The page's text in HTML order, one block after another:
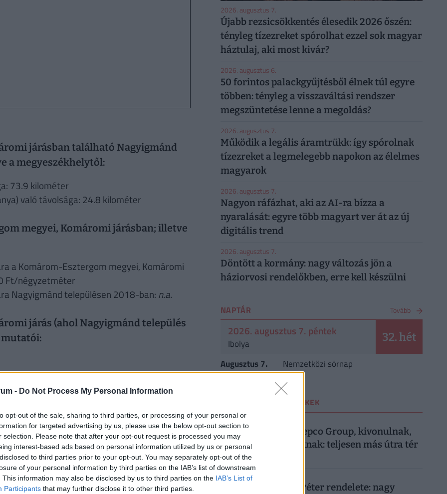
- Do Not Process My Personal Information
opt-out of the sale, sharing to third parties, or processing of your personal or
for targeted advertising by us, please use the below opt-out section to
selection. Please note that after your opt-out request is processed you may
interest-based ads based on personal information utilized by us or personal
to third parties prior to your opt-out. You may separately opt-out of the
of your personal information by third parties on the IAB’s list of downstream
This information may also be disclosed by us to third parties on the IAB’s List of
Participants that may further disclose it to other third parties.
járásban található Nagyigmánd
a megyeszékhelytől:
73.9 kilométer
való távolsága: 24.8 kilométer
megyei, Komáromi járásban; illetve
a Komárom-Esztergom megyei, Komáromi
Ft/négyzetméter
Nagyigmánd településen 2018-ban: n.a.
járás (ahol Nagyigmánd település
13.781 13.763 13.78 13.785
2014 2015 2016
2017
24.123 24.75 25.263 25.405
2026. augusztus 7.
Újabb rezsicsökkentés élesedik 2026 őszén:
tényleg tízezreket spórolhat ezzel sok magyar
háztulaj, aki most kivár?
2026. augusztus 6.
50 forintos palackgyűjtésből élnek túl egyre
többen: tényleg a visszaváltási rendszer
megszüntetése lenne a megoldás?
2026. augusztus 7.
Működik a legális áramtrükk: így spórolnak
tízezreket a legmelegebb napokon az élelmes
magyarok
2026. augusztus 7.
Nagyon ráfázhat, aki az AI-ra bízza a
nyaralását: egyre több magyart ver át az új
digitális trend
2026. augusztus 7.
Döntött a kormány: nagy változás jön a
háziorvosi rendelőkben, erre kell készülni
NAPTÁR Tovább
2026. augusztus 7. péntek
Ibolya 32. hét
Augusztus 7. Nemzetközi sörnap
LEGOLVASOTTABB CIKKEK
1 VÁSÁRLÁS
Most közölte a Pepco Group, kivonulnak,
vége egy korszaknak: teljesen más útra tér
át a boltlánc
2 OKTATÁS
Itt van Magyar Péter rendelete: nagy